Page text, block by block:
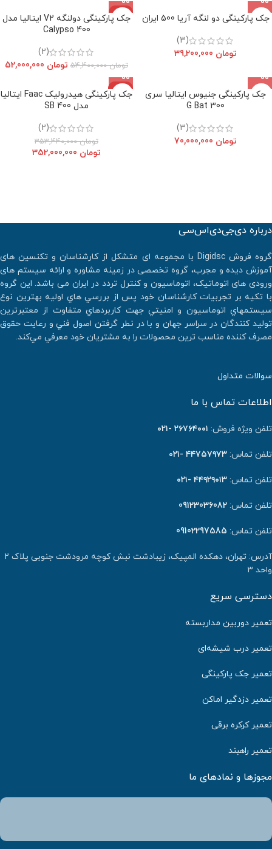
جک پارکینگی دو لنگه آریا 500 ایران
(3)
تومان
-4%
جک پارکینگی دولنگه V2 ایتالیا مدل
Calypso 400
(2)
تومان54,400,000 تومان
جک پارکینگی جنیوس ایتالیا سری
300 G Bat
(3)
تومان
حراج
جک پارکینگی هیدرولیک Faac ایتالیا
مدل 400 SB
(2)
تومان353,440,000
تومان
درباره دی‌جی‌دی‌اس‌سی
گروه فروش Digidsc با مجموعه ای متشکل از کارشناسان و تکنسین های
آموزش دیده و مجرب، گروه تخصصی در زمینه مشاوره و ارائه سیستم های
ورودی های اتوماتیک، اتوماسیون و کنترل تردد در ایران می باشد. اين گروه
با تكيه بر تجربيات كارشناسان خود پس از بررسي هاي اوليه بهترين نوع
سيستمهاي اتوماسيون و امنيتي جهت كاربردهاي متفاوت از معتبرترين
توليد كنندگان در سراسر جهان و با در نطر گرفتن اصول فني و رعايت حقوق
مصرف كننده مناسب ترين محصولات را به مشتريان خود معرفي مي‌كند.
سوالات متداول
اطلاعات تماس با ما
تلفن ویژه فروش: ٢٦٧٦٤٠٠١ -۰۲۱
تلفن تماس: ۴۴۷۵۷۹۷۳ -۰۲۱
تلفن تماس: ۴۴۹۲۹۰۱۳ -۰۲۱
تلفن تماس: 09123036082
تلفن تماس: 09102297585
آدرس: تهران، دهکده المپیک، زیبادشت نبش کوچه مرودشت جنوبی پلاک ۲
واحد ۳
دسترسی سریع
تعمیر دوربین مداربسته
تعمیر درب شیشه‌ای
تعمیر جک پارکینگی
تعمیر دزدگیر اماکن
تعمیر کرکره برقی
تعمیر راهبند
مجوزها و نمادهای ما